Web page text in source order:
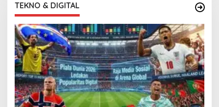
TEKNO & DIGITAL